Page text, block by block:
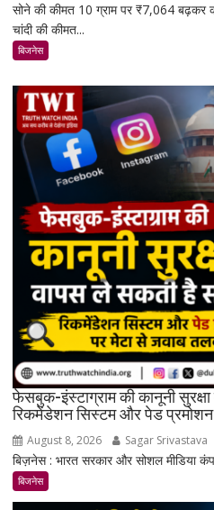
सोने की कीमत 10 ग्राम पर ₹7,064 बढ़कर
चांदी की कीमत...
बिजनेस
फेसबुक-इंस्टाग्राम की कानूनी
रिकमेंडेशन सिस्टम और पेड
August 8, 2026 Sagar Srivastava
बिज़नेस : भारत सरकार और सोशल मीडिया
बिजनेस